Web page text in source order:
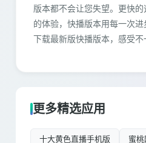
版本都不会让您失望。更快
的体验，快播版本用每一次
下载最新版快播版本，感受不
更多精选应用
十大黄色直播手机版 蜜